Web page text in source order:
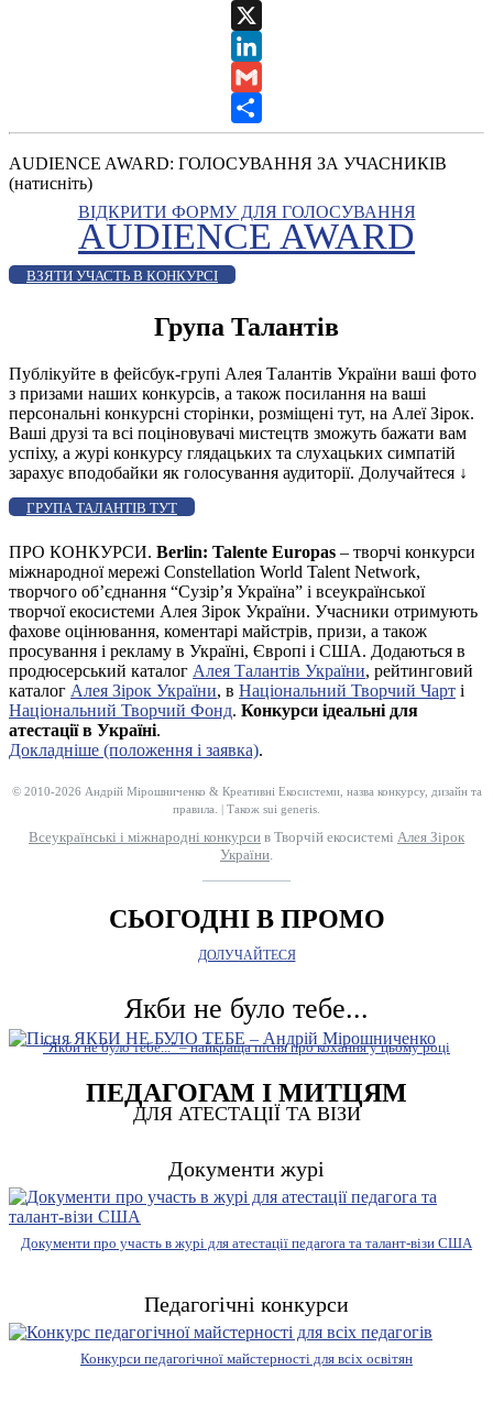
WhatsApp
X
LinkedIn
Gmail
Share
AUDIENCE AWARD: ГОЛОСУВАННЯ ЗА УЧАСНИКІВ
(натисніть)
ВІДКРИТИ ФОРМУ ДЛЯ ГОЛОСУВАННЯ
AUDIENCE AWARD
ВЗЯТИ УЧАСТЬ В КОНКУРСІ
Група Талантів
Публікуйте в фейсбук-групі Алея Талантів України ваші фото
з призами наших конкурсів, а також посилання на ваші
персональні конкурсні сторінки, розміщені тут, на Алеї Зірок.
Ваші друзі та всі поціновувачі мистецтв зможуть бажати вам
успіху, а журі конкурсу глядацьких та слухацьких симпатій
зарахує вподобайки як голосування аудиторії. Долучайтеся ↓
ГРУПА ТАЛАНТІВ ТУТ
ПРО КОНКУРСИ. Berlin: Talente Europas – творчі конкурси
міжнародної мережі Constellation World Talent Network,
творчого об’єднання “Сузір’я Україна” і всеукраїнської
творчої екосистеми Алея Зірок України. Учасники отримують
фахове оцінювання, коментарі майстрів, призи, а також
просування і рекламу в Україні, Європі і США. Додаються в
продюсерський каталог Алея Талантів України, рейтинговий
каталог Алея Зірок України, в Національний Творчий Чарт і
Національний Творчий Фонд. Конкурси ідеальні для
атестації в Україні.
Докладніше (положення і заявка).
© 2010-2026 Андрій Мірошниченко & Креативні Екосистеми, назва конкурсу, дизайн та
правила. | Також sui generis.
Всеукраїнські і міжнародні конкурси в Творчій екосистемі Алея Зірок
України
СЬОГОДНІ В ПРОМО
ДОЛУЧАЙТЕСЯ
Якби не було тебе...
"Якби не було тебе..." – найкраща пісня про кохання у цьому році
ПЕДАГОГАМ І МИТЦЯМ
ДЛЯ АТЕСТАЦІЇ ТА ВІЗИ
Документи журі
Документи про участь в журі для атестації педагога та талант-візи США
Педагогічні конкурси
Конкурси педагогічної майстерності для всіх освітян